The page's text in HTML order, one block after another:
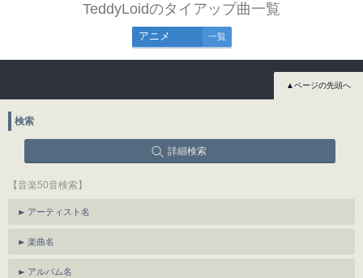
TeddyLoidのタイアップ曲一覧
アニメ 一覧
▲ページの先頭へ
検索
詳細検索
【音楽50音検索】
アーティスト名
楽曲名
アルバム名